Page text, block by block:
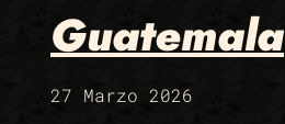
Guatemala
27 Marzo 2026